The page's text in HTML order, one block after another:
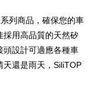
列商品，確保您的車
用高品質的天然矽
頭設計可適應各種車
天還是雨天，SiliTOP